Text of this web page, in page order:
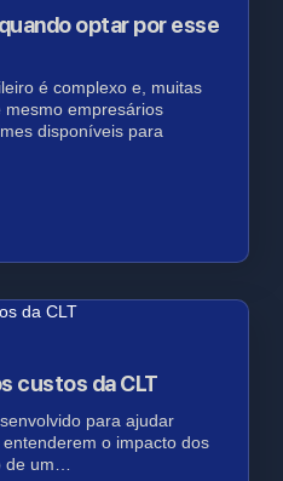
optar por esse
é complexo e, muitas
empresários
disponíveis para
custos da CLT
para ajudar
o impacto dos
de um…